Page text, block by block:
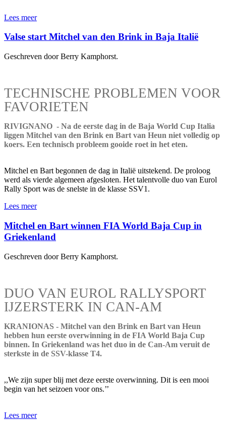
Lees meer
Valse start Mitchel van den Brink in Baja Italië
Geschreven door Berry Kamphorst.
TECHNISCHE PROBLEMEN VOOR
FAVORIETEN
RIVIGNANO - Na de eerste dag in de Baja World Cup Italia
liggen Mitchel van den Brink en Bart van Heun niet volledig op
koers. Een technisch probleem gooide roet in het eten.
Mitchel en Bart begonnen de dag in Italië uitstekend. De proloog
werd als vierde algemeen afgesloten. Het talentvolle duo van Eurol
Rally Sport was de snelste in de klasse SSV1.
Lees meer
Mitchel en Bart winnen FIA World Baja Cup in
Griekenland
Geschreven door Berry Kamphorst.
DUO VAN EUROL RALLYSPORT
IJZERSTERK IN CAN-AM
KRANIONAS - Mitchel van den Brink en Bart van Heun
hebben hun eerste overwinning in de FIA World Baja Cup
binnen. In Griekenland was het duo in de Can-Am veruit de
sterkste in de SSV-klasse T4.
,,We zijn super blij met deze eerste overwinning. Dit is een mooi
begin van het seizoen voor ons.’’
Lees meer